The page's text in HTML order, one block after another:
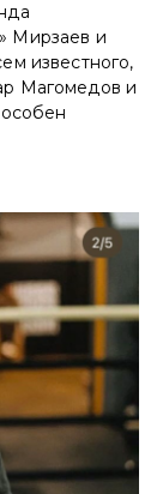
Мирзаев и
известного,
Магомедов и